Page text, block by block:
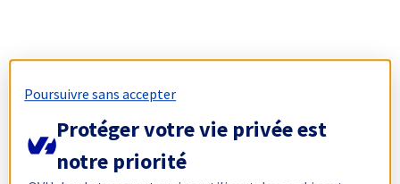
Poursuivre sans accepter
Protéger votre vie privée est
notre priorité